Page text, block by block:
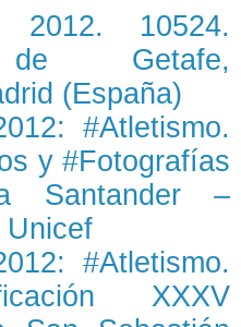
2012. 10524.
de Getafe,
(España)
#Atletismo.
y #Fotografías
Santander –
Unicef
#Atletismo.
XXXV